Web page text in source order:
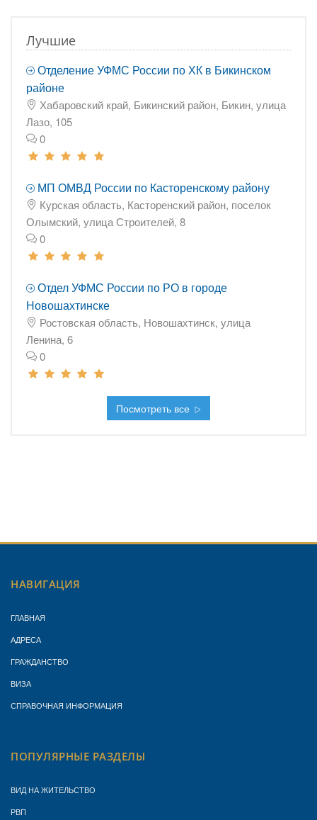
Лучшие
Отделение УФМС России по ХК в Бикинском
районе
Хабаровский край, Бикинский район, Бикин, улица
Лазо, 105
0
МП ОМВД России по Касторенскому району
Курская область, Касторенский район, поселок
Олымский, улица Строителей, 8
0
Отдел УФМС России по РО в городе
Новошахтинске
Ростовская область, Новошахтинск, улица
Ленина, 6
0
Посмотреть все
НАВИГАЦИЯ
ГЛАВНАЯ
АДРЕСА
ГРАЖДАНСТВО
ВИЗА
СПРАВОЧНАЯ ИНФОРМАЦИЯ
ПОПУЛЯРНЫЕ РАЗДЕЛЫ
ВИД НА ЖИТЕЛЬСТВО
РВП